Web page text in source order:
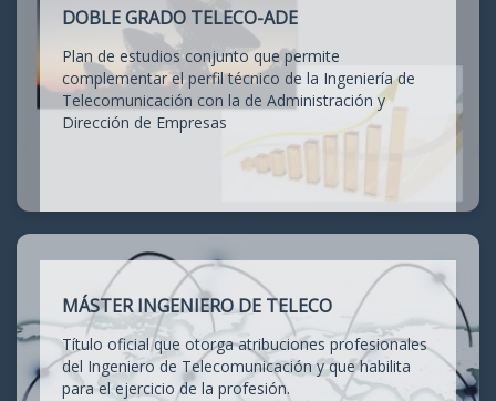
DOBLE GRADO TELECO-ADE
Plan de estudios conjunto que permite
complementar el perfil técnico de la Ingeniería de
Telecomunicación con la de Administración y
Dirección de Empresas
MÁSTER INGENIERO DE TELECO
Título oficial que otorga atribuciones profesionales
del Ingeniero de Telecomunicación y que habilita
para el ejercicio de la profesión.